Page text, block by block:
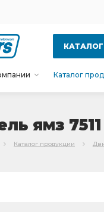
КАТАЛОГ
Каталог
ямз
Каталог продукции